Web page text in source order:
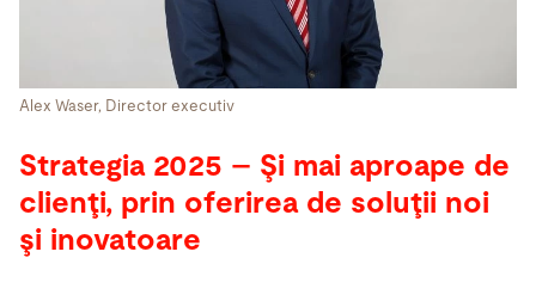
Alex Waser, Director executiv
Strategia 2025 – Şi mai aproape de
clienţi, prin oferirea de soluţii noi
şi inovatoare